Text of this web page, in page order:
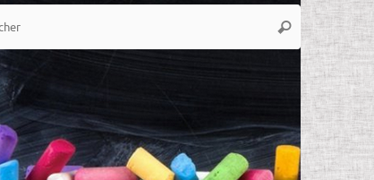
Recherche
pour
:
Rechercher